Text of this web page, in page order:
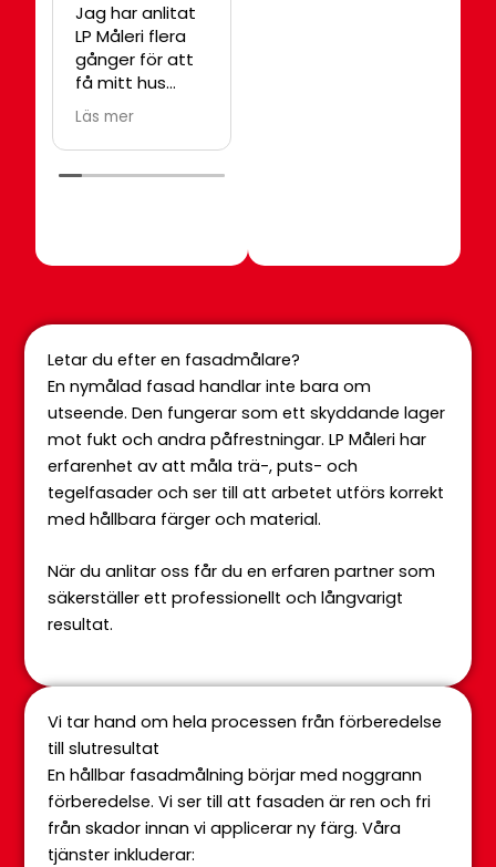
Jag har anlitat
LP Måleri flera
gånger för att
få mitt hus
målat, både
invändigt och
utvändigt. LP
måleri gör alltid
rekommendera
Målarna är
pålitliga och
lätta att
samarbeta
med.
Läs mer
skadorna och
hur jag kunde
åtgärda. Jag
kunde inte varit
mer nöjd!
Letar du efter en fasadmålare?
En nymålad fasad handlar inte bara om
utseende. Den fungerar som ett skyddande lager
mot fukt och andra påfrestningar. LP Måleri har
erfarenhet av att måla trä-, puts- och
tegelfasader och ser till att arbetet utförs korrekt
med hållbara färger och material.
När du anlitar oss får du en erfaren partner som
säkerställer ett professionellt och långvarigt
resultat.
Vi tar hand om hela processen från förberedelse
till slutresultat
En hållbar fasadmålning börjar med noggrann
förberedelse. Vi ser till att fasaden är ren och fri
från skador innan vi applicerar ny färg. Våra
tjänster inkluderar: